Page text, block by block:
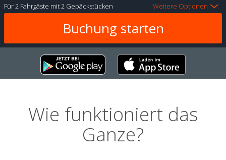
Für2 Fahrgäste mit2 Gepäckstücken Weitere Optionen
Wie funktioniert das
Ganze?